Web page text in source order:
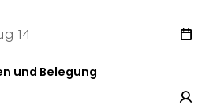
14
und Belegung